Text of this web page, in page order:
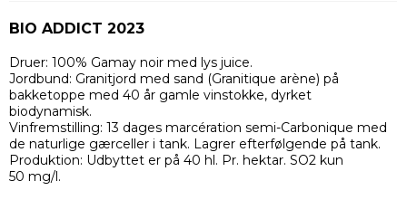
BIO ADDICT 2023
Druer: 100% Gamay noir med lys juice.
Jordbund: Granitjord med sand (Granitique arène) på
bakketoppe med 40 år gamle vinstokke, dyrket
biodynamisk.
Vinfremstilling: 13 dages marcération semi-Carbonique med
de naturlige gærceller i tank. Lagrer efterfølgende på tank.
Produktion: Udbyttet er på 40 hl. Pr. hektar. SO2 kun
50 mg/l.